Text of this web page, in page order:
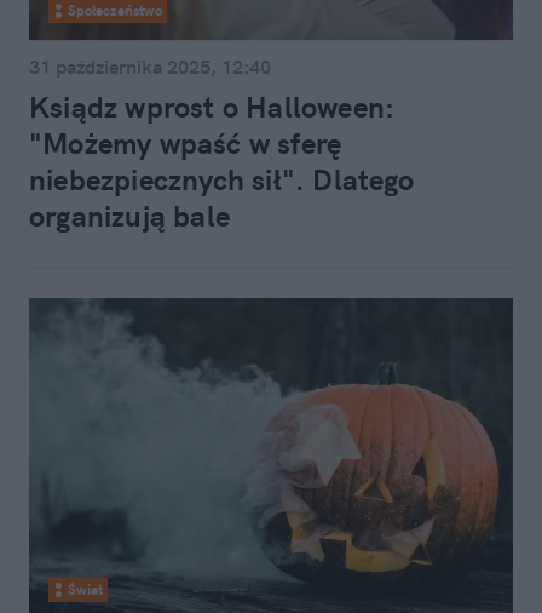
Społeczeństwo
31 października 2025, 12:40
Ksiądz wprost o Halloween:
"Możemy wpaść w sferę
niebezpiecznych sił". Dlatego
organizują bale
Świat